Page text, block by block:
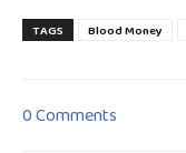
TAGS Blood Money
0 Comments